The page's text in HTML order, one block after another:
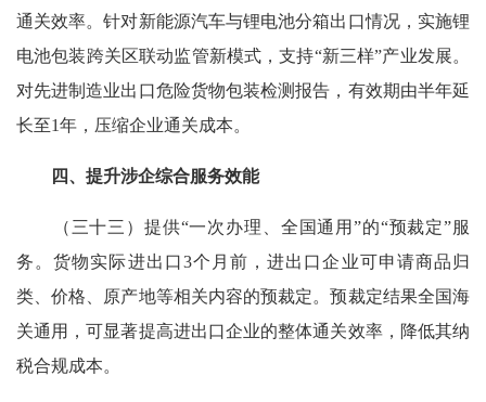
通关效率。针对新能源汽车与锂电池分箱出口情况，实施锂
电池包装跨关区联动监管新模式，支持“新三样”产业发展。
对先进制造业出口危险货物包装检测报告，有效期由半年延
长至1年，压缩企业通关成本。
四、提升涉企综合服务效能
（三十三）提供“一次办理、全国通用”的“预裁定”服
务。货物实际进出口3个月前，进出口企业可申请商品归
类、价格、原产地等相关内容的预裁定。预裁定结果全国海
关通用，可显著提高进出口企业的整体通关效率，降低其纳
税合规成本。